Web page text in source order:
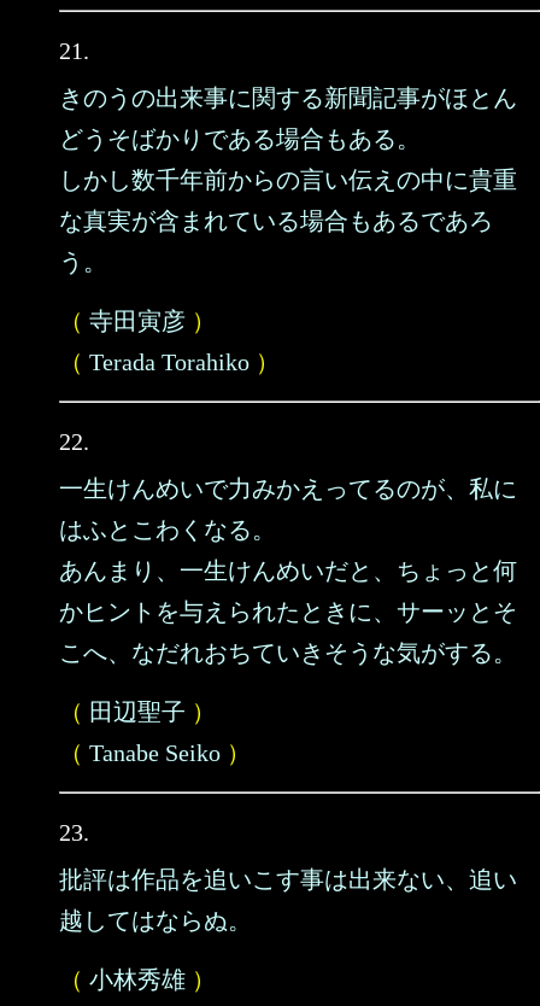
21.
きのうの出来事に関する新聞記事がほとん
どうそばかりである場合もある。
しかし数千年前からの言い伝えの中に貴重
な真実が含まれている場合もあるであろ
う。
（ 寺田寅彦 ）
（ Terada Torahiko ）
22.
一生けんめいで力みかえってるのが、私に
はふとこわくなる。
あんまり、一生けんめいだと、ちょっと何
かヒントを与えられたときに、サーッとそ
こへ、なだれおちていきそうな気がする。
（ 田辺聖子 ）
（ Tanabe Seiko ）
23.
批評は作品を追いこす事は出来ない、追い
越してはならぬ。
（ 小林秀雄 ）